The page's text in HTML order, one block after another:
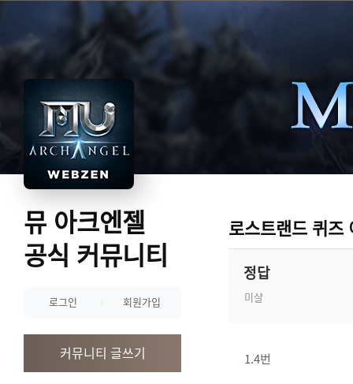
뮤 아크엔젤
공식 커뮤니티
로그인 회원가입
커뮤니티 글쓰기
로스트랜드 퀴즈
정답
미샬
1.4번